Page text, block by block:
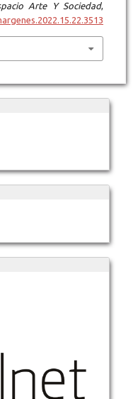
Arte Y Sociedad,